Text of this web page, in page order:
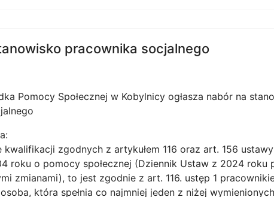
pracownika socjalnego
Pomocy Społecznej w Kobylnicy ogłasza nabór na
kwalifikacji zgodnych z artykułem 116 oraz art. 156
roku o pomocy społecznej (Dziennik Ustaw z 2024 roku
zmianami), to jest zgodnie z art. 116. ustęp 1
która spełnia co najmniej jeden z niżej